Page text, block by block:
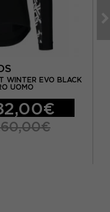
WINTER EVO BLACK
UOMO